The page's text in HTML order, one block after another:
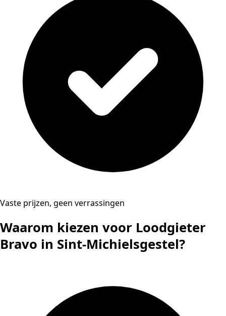
Vaste prijzen, geen verrassingen
Waarom kiezen voor Loodgieter
Bravo in Sint-Michielsgestel?